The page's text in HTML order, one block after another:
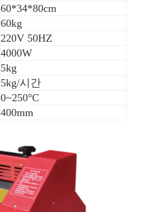
60*34*80cm
60kg
220V 50HZ
4000W
5kg
5kg/시간
0~250°C
400mm